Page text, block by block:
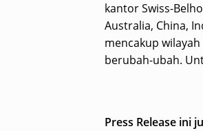
kantor Swiss-
Australia, China,
mencakup
berubah-ubah.
Press Release ini